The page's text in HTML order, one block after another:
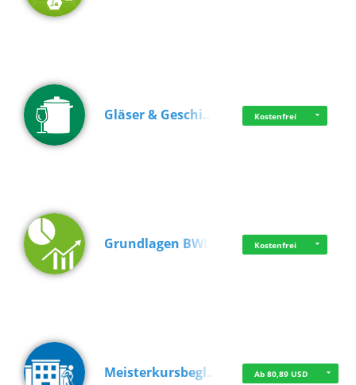
Gläser & Geschi… Kostenfrei
Grundlagen BWL Kostenfrei
Meisterkursbegl… Ab 80,89 USD